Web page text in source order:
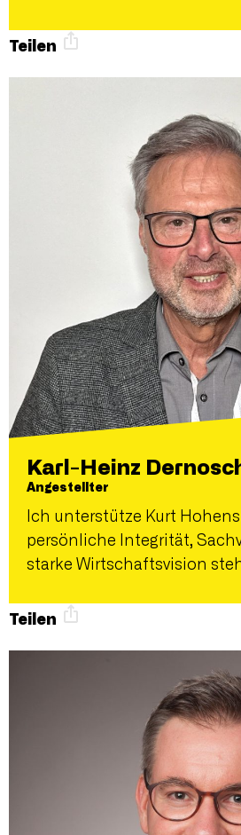
Teilen
Karl-Heinz
Angestellter
Ich unterstütze Kurt
persönliche Integrität,
starke Wirtschaftsvision
Teilen